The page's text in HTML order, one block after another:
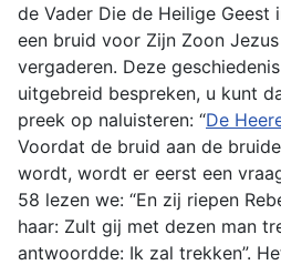
de Vader Die de Heilige Geest
een bruid voor Zijn Zoon
vergaderen. Deze
uitgebreid bespreken, u kunt
preek op naluisteren: “De
Voordat de bruid aan de
wordt, wordt er eerst een
58 lezen we: “En zij riepen
haar: Zult gij met dezen man
antwoordde: Ik zal trekken”.